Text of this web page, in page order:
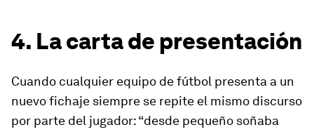
4. La carta de presentación
Cuando cualquier equipo de fútbol presenta a un
nuevo fichaje siempre se repite el mismo discurso
por parte del jugador:“desde pequeño soñaba